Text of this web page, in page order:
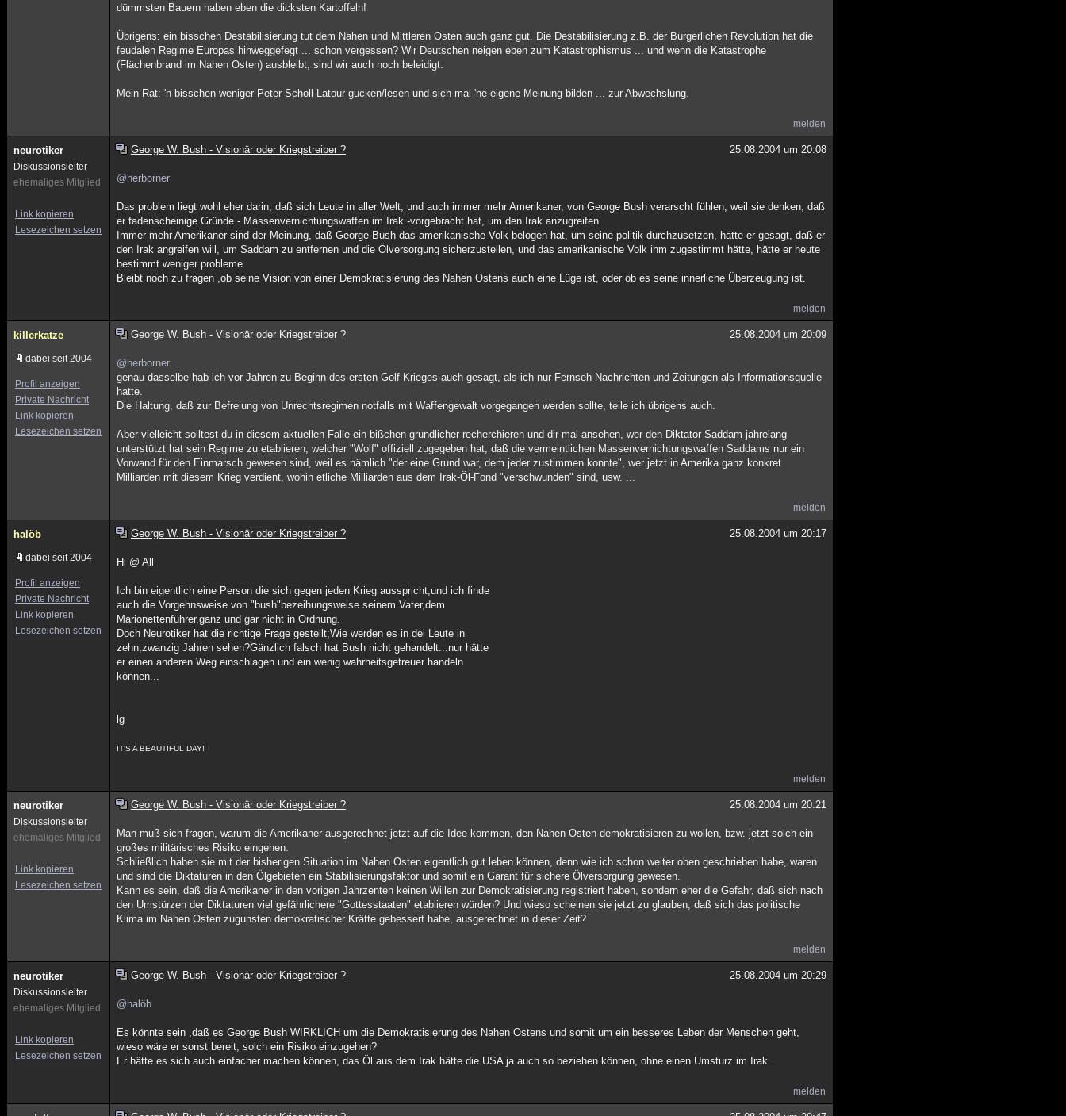
dümmsten Bauern haben eben die dicksten Kartoffeln!
Übrigens: ein bisschen Destabilisierung tut dem Nahen und Mittleren Osten auch ganz gut. Die Destabilisierung z.B. der Bürgerlichen Revolution hat die
feudalen Regime Europas hinweggefegt ... schon vergessen? Wir Deutschen neigen eben zum Katastrophismus ... und wenn die Katastrophe
(Flächenbrand im Nahen Osten) ausbleibt, sind wir auch noch beleidigt.
Mein Rat: 'n bisschen weniger Peter Scholl-Latour gucken/lesen und sich mal 'ne eigene Meinung bilden ... zur Abwechslung.
melden
neurotiker
Diskussionsleiter
ehemaliges Mitglied
Link kopieren
Lesezeichen setzen
George W. Bush - Visionär oder Kriegstreiber ? 25.08.2004 um 20:08
@herborner
Das problem liegt wohl eher darin, daß sich Leute in aller Welt, und auch immer mehr Amerikaner, von George Bush verarscht fühlen, weil sie denken, daß
er fadenscheinige Gründe - Massenvernichtungswaffen im Irak -vorgebracht hat, um den Irak anzugreifen.
Immer mehr Amerikaner sind der Meinung, daß George Bush das amerikanische Volk belogen hat, um seine politik durchzusetzen, hätte er gesagt, daß er
den Irak angreifen will, um Saddam zu entfernen und die Ölversorgung sicherzustellen, und das amerikanische Volk ihm zugestimmt hätte, hätte er heute
bestimmt weniger probleme.
Bleibt noch zu fragen ,ob seine Vision von einer Demokratisierung des Nahen Ostens auch eine Lüge ist, oder ob es seine innerliche Überzeugung ist.
melden
killerkatze
dabei seit 2004
Profil anzeigen
Private Nachricht
Link kopieren
Lesezeichen setzen
George W. Bush - Visionär oder Kriegstreiber ? 25.08.2004 um 20:09
@herborner
genau dasselbe hab ich vor Jahren zu Beginn des ersten Golf-Krieges auch gesagt, als ich nur Fernseh-Nachrichten und Zeitungen als Informationsquelle
hatte.
Die Haltung, daß zur Befreiung von Unrechtsregimen notfalls mit Waffengewalt vorgegangen werden sollte, teile ich übrigens auch.
Aber vielleicht solltest du in diesem aktuellen Falle ein bißchen gründlicher recherchieren und dir mal ansehen, wer den Diktator Saddam jahrelang
unterstützt hat sein Regime zu etablieren, welcher "Wolf" offiziell zugegeben hat, daß die vermeintlichen Massenvernichtungswaffen Saddams nur ein
Vorwand für den Einmarsch gewesen sind, weil es nämlich "der eine Grund war, dem jeder zustimmen konnte", wer jetzt in Amerika ganz konkret
Milliarden mit diesem Krieg verdient, wohin etliche Milliarden aus dem Irak-Öl-Fond "verschwunden" sind, usw. ...
melden
halöb
dabei seit 2004
Profil anzeigen
Private Nachricht
Link kopieren
Lesezeichen setzen
George W. Bush - Visionär oder Kriegstreiber ? 25.08.2004 um 20:17
Hi @ All
Ich bin eigentlich eine Person die sich gegen jeden Krieg ausspricht,und ich finde
auch die Vorgehnsweise von "bush"bezeihungsweise seinem Vater,dem
Marionettenführer,ganz und gar nicht in Ordnung.
Doch Neurotiker hat die richtige Frage gestellt;Wie werden es in dei Leute in
zehn,zwanzig Jahren sehen?Gänzlich falsch hat Bush nicht gehandelt...nur hätte
er einen anderen Weg einschlagen und ein wenig wahrheitsgetreuer handeln
können...
lg
IT'S A BEAUTIFUL DAY!
melden
neurotiker
Diskussionsleiter
ehemaliges Mitglied
Link kopieren
Lesezeichen setzen
George W. Bush - Visionär oder Kriegstreiber ? 25.08.2004 um 20:21
Man muß sich fragen, warum die Amerikaner ausgerechnet jetzt auf die Idee kommen, den Nahen Osten demokratisieren zu wollen, bzw. jetzt solch ein
großes militärisches Risiko eingehen.
Schließlich haben sie mit der bisherigen Situation im Nahen Osten eigentlich gut leben können, denn wie ich schon weiter oben geschrieben habe, waren
und sind die Diktaturen in den Ölgebieten ein Stabilisierungsfaktor und somit ein Garant für sichere Ölversorgung gewesen.
Kann es sein, daß die Amerikaner in den vorigen Jahrzenten keinen Willen zur Demokratisierung registriert haben, sondern eher die Gefahr, daß sich nach
den Umstürzen der Diktaturen viel gefährlichere "Gottesstaaten" etablieren würden? Und wieso scheinen sie jetzt zu glauben, daß sich das politische
Klima im Nahen Osten zugunsten demokratischer Kräfte gebessert habe, ausgerechnet in dieser Zeit?
melden
neurotiker
Diskussionsleiter
ehemaliges Mitglied
Link kopieren
Lesezeichen setzen
George W. Bush - Visionär oder Kriegstreiber ? 25.08.2004 um 20:29
@halöb
Es könnte sein ,daß es George Bush WIRKLICH um die Demokratisierung des Nahen Ostens und somit um ein besseres Leben der Menschen geht,
wieso wäre er sonst bereit, solch ein Risiko einzugehen?
Er hätte es sich auch einfacher machen können, das Öl aus dem Irak hätte die USA ja auch so beziehen können, ohne einen Umsturz im Irak.
melden